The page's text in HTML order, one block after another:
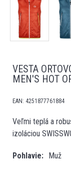
VESTA
MEN'S HOT
EAN: 4251877761884
Veľmi teplá a
izoláciou
Pohlavie Muž